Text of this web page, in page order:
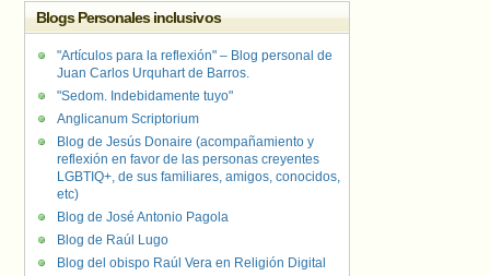
Blogs Personales inclusivos
"Artículos para la reflexión" – Blog personal de
Juan Carlos Urquhart de Barros.
"Sedom. Indebidamente tuyo"
Anglicanum Scriptorium
Blog de Jesús Donaire (acompañamiento y
reflexión en favor de las personas creyentes
LGBTIQ+, de sus familiares, amigos, conocidos,
etc)
Blog de José Antonio Pagola
Blog de Raúl Lugo
Blog del obispo Raúl Vera en Religión Digital